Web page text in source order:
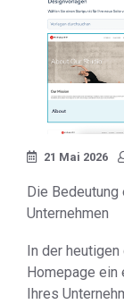
21 Mai 2026
Die
Unternehmen
In der
Homepage ein
Ihres